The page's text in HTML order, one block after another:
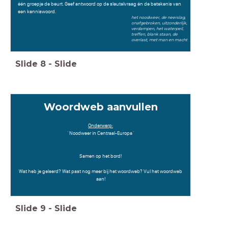
één groepje de beurt. Geef antwoord op de sleutelvraag én de betekenis van
een kenniswoord.
het noodweer, de neerslag,
onafgebroken, uitzonderlijk,
verdampen, het waterpeil,
treffen, blank staan, de
overlast, met man en macht
Slide 8 - Slide
Woordweb aanvullen
Onderwerp:
´Noodweer in Centraal-Europa´
Samen op het bord!
Wat heb je geleerd? Wat past nog meer bij het woordweb? Vul het woordweb
aan!
Slide 9 - Slide